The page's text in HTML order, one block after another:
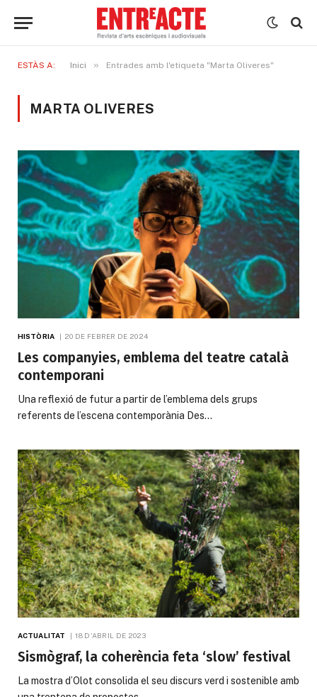
ESTÀS A: Inici » Entrades amb l'etiqueta "Marta Oliveres"
MARTA OLIVERES
HISTÒRIA 20 DE FEBRER DE 2024
Les companyies, emblema del teatre català
contemporani
Una reflexió de futur a partir de l’emblema dels grups
referents de l’escena contemporània Des…
ACTUALITAT 18 D'ABRIL DE 2023
Sismògraf, la coherència feta ‘slow’ festival
La mostra d’Olot consolida el seu discurs verd i sostenible amb